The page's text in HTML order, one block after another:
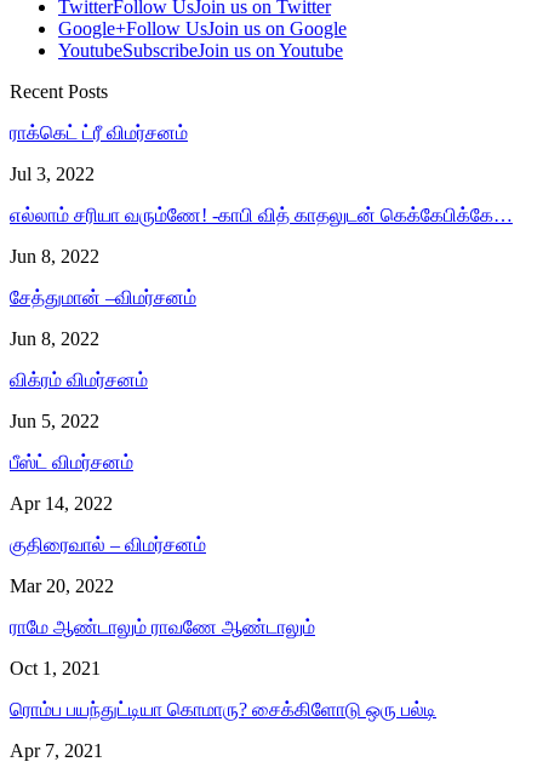
TwitterFollow UsJoin us on Twitter
Google+Follow UsJoin us on Google
YoutubeSubscribeJoin us on Youtube
Recent Posts
ராக்கெட் ட்ரீ விமர்சனம்
Jul 3, 2022
எல்லாம் சரியா வரும்ணே! -காபி வித் காதலுடன் கெக்கேபிக்கே…
Jun 8, 2022
சேத்துமான் –விமர்சனம்
Jun 8, 2022
விக்ரம் விமர்சனம்
Jun 5, 2022
பீஸ்ட் விமர்சனம்
Apr 14, 2022
குதிரைவால் – விமர்சனம்
Mar 20, 2022
ராமே ஆண்டாலும் ராவணே ஆண்டாலும்
Oct 1, 2021
ரொம்ப பயந்துட்டியா கொமாரு? சைக்கிளோடு ஒரு பல்டி
Apr 7, 2021